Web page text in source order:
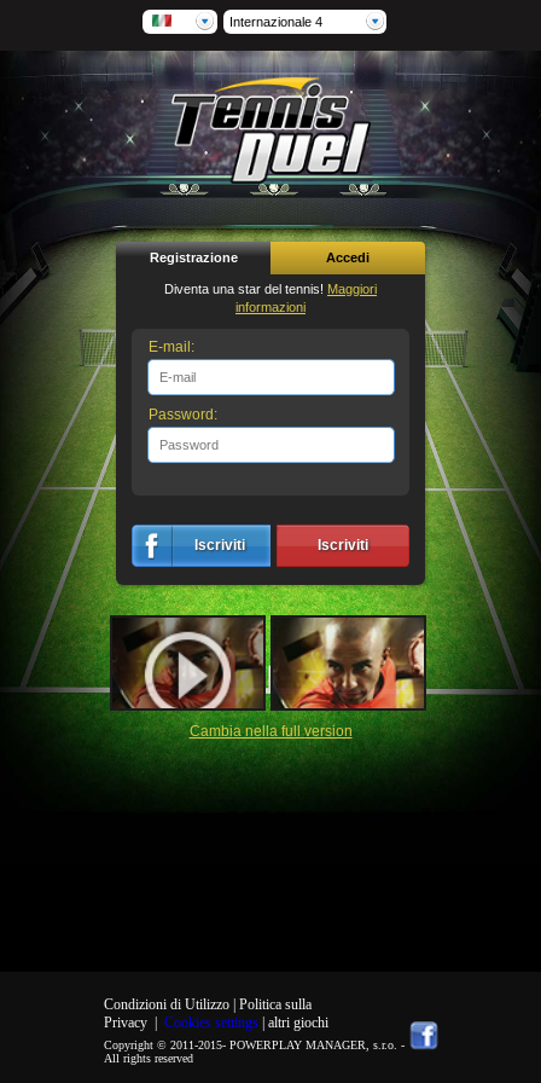
Internazionale 4
Registrazione Accedi
Diventa una star del tennis! Maggiori
informazioni
E-mail:
Password:
Iscriviti Iscriviti
Cambia nella full version
Condizioni di Utilizzo | Politica sulla
Privacy| Cookies settings | altri giochi
Copyright © 2011-2015- POWERPLAY MANAGER, s.r.o. -
All rights reserved